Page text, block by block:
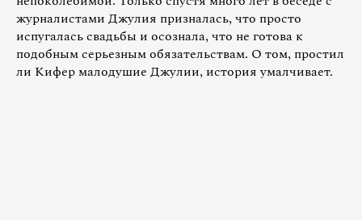
журналистами Джулия призналась, что просто
испугалась свадьбы и осознала, что не готова к
подобным серьезным обязательствам. О том, простил
ли Кифер малодушие Джулии, история умалчивает.